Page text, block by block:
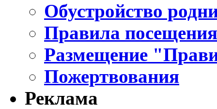
Обустройство
Правила
Размещение
Пожертвования
Реклама